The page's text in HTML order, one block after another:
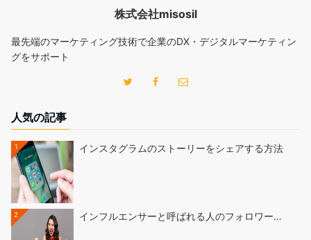
株式会社misosil
最先端のマーケティング技術で企業のDX・デジタルマーケティン
グをサポート
人気の記事
1 インスタグラムのストーリーをシェアする方法
2 インフルエンサーと呼ばれる人のフォロワー…